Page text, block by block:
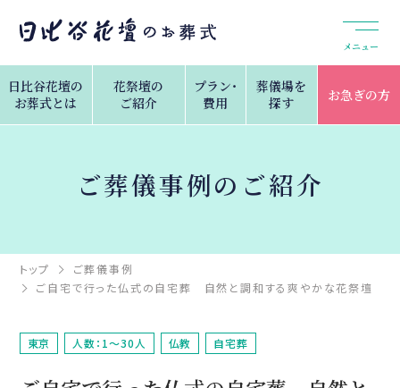
メニュー
日比谷花壇の
お葬式とは
花祭壇の
ご紹介
プラン・
費用
葬儀場を
探す
お急ぎの方
ご葬儀事例のご紹介
トップ
ご葬儀事例
ご自宅で行った仏式の自宅葬 自然と調和する爽やかな花祭壇
東京 人数：1～30人 仏教 自宅葬